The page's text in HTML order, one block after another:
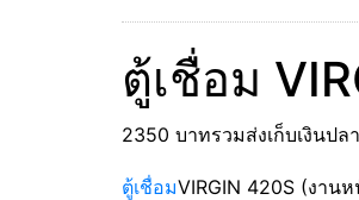
ตู้เชื่อม
2350 บาทรวมส่งเก็บเงินปล
ตู้เชื่อมVIRGIN 420S (งาน